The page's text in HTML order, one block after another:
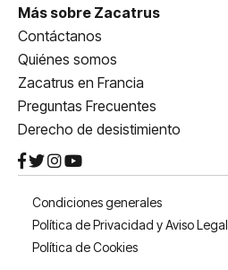
Más sobre Zacatrus
Contáctanos
Quiénes somos
Zacatrus en Francia
Preguntas Frecuentes
Derecho de desistimiento
Condiciones generales
Política de Privacidad y Aviso Legal
Política de Cookies